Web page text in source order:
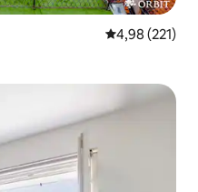
4,98 (221)